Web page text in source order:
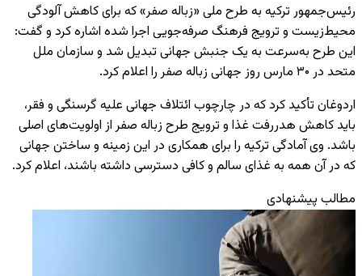
رئیس‌جمهور ترکیه به طرح ملی «زباله صفر» که برای کاهش آلودگی
محیط‌زیست و ترویج فرهنگ صرفه‌جویی اجرا شده اشاره کرد و گفت:
این طرح به‌سرعت به یک جنبش جهانی تبدیل شد و سازمان ملل
متحد در ۳۰ مارس روز جهانی زباله صفر را اعلام کرد.
اردوغان تأکید کرد که در چارچوب ائتلاف جهانی علیه گرسنگی و فقر،
باید کاهش هدررفت غذا و ترویج طرح زباله صفر از اولویت‌های اصلی
باشد. وی آمادگی ترکیه را برای همکاری در این زمینه و ساختن جهانی
که در آن همه به غذای سالم و کافی دسترسی داشته باشند، اعلام کرد.
مطالب پیشنهادی